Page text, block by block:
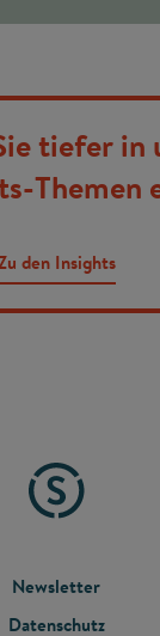
tiefer in
Themen
den Insights
FOOTER
Newsletter
Datenschutz